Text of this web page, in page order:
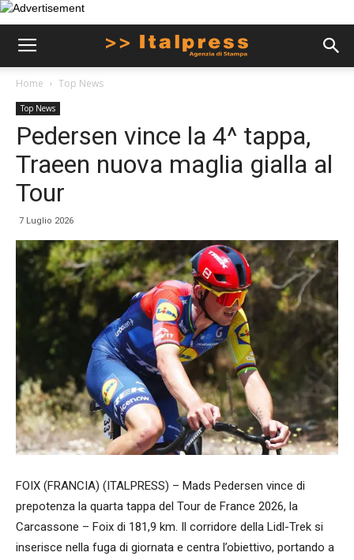
Home Top News
Top News
Pedersen vince la 4^ tappa,
Traeen nuova maglia gialla al
Tour
7 Luglio 2026
FOIX (FRANCIA) (ITALPRESS) – Mads Pedersen vince di
prepotenza la quarta tappa del Tour de France 2026, la
Carcassone – Foix di 181,9 km. Il corridore della Lidl-Trek si
inserisce nella fuga di giornata e centra l’obiettivo, portando a